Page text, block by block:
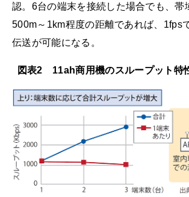
認。6台の端末を接続した場合でも、帯
500m～1km程度の距離であれば、1fps
伝送が可能になる。
図表2 11ah商用機のスループット特